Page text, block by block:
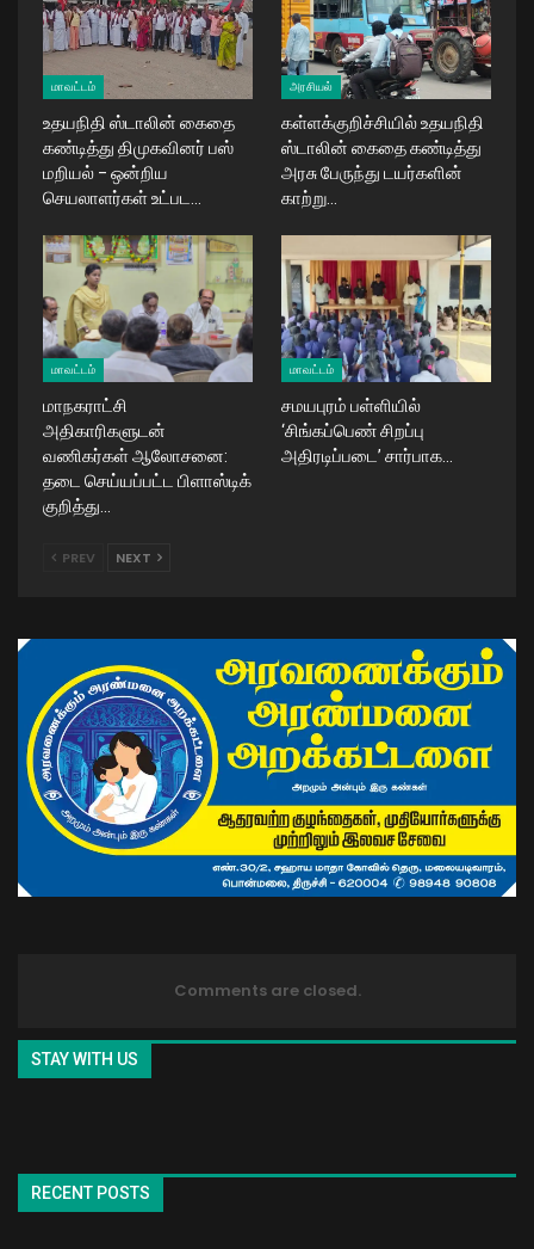
மாவட்டம்
உதயநிதி ஸ்டாலின் கைதை
கண்டித்து திமுகவினர் பஸ்
மறியல் – ஒன்றிய
செயலாளர்கள் உட்பட…
அரசியல்
கள்ளக்குறிச்சியில் உதயநிதி
ஸ்டாலின் கைதை கண்டித்து
அரசு பேருந்து டயர்களின்
காற்று…
மாவட்டம்
மாநகராட்சி
அதிகாரிகளுடன்
வணிகர்கள் ஆலோசனை:
தடை செய்யப்பட்ட பிளாஸ்டிக்
குறித்து…
மாவட்டம்
சமயபுரம் பள்ளியில்
‘சிங்கப்பெண் சிறப்பு
அதிரடிப்படை’ சார்பாக…
PREV NEXT
Comments are closed.
STAY WITH US
RECENT POSTS